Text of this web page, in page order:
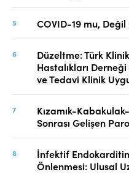
COVID-19 mu, Değil
Düzeltme: Türk
Hastalıkları
ve Tedavi Klinik
Kızamık-Kabakulak-
Sonrası Gelişen
İnfektif Endokarditin
Önlenmesi: Ulusal